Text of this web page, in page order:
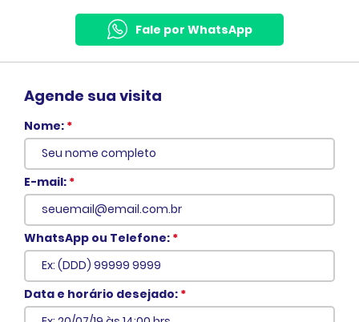
Fale por WhatsApp
Agende sua visita
Nome: *
E-mail: *
WhatsApp ou Telefone: *
Data e horário desejado: *
Voltar